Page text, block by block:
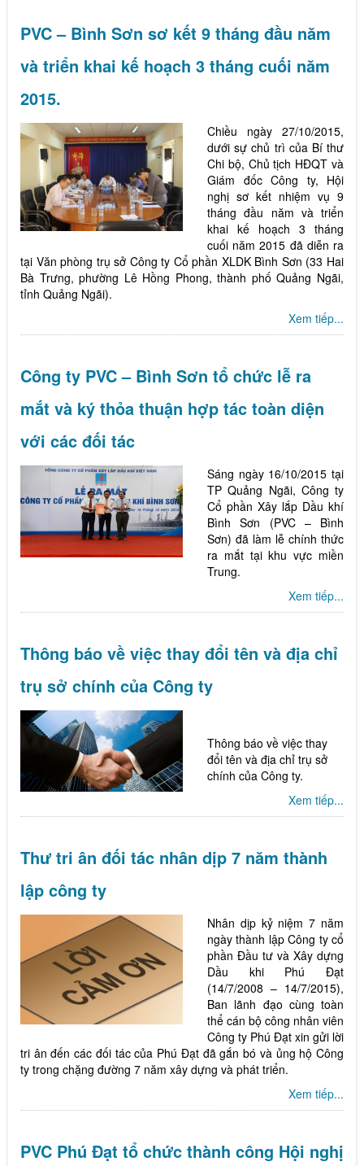
PVC – Bình Sơn sơ kết 9 tháng đầu năm
và triển khai kế hoạch 3 tháng cuối năm
2015.
Chiều ngày 27/10/2015,
dưới sự chủ trì của Bí thư
Chi bộ, Chủ tịch HĐQT và
Giám đốc Công ty, Hội
nghị sơ kết nhiệm vụ 9
tháng đầu năm và triển
khai kế hoạch 3 tháng
cuối năm 2015 đã diễn ra
tại Văn phòng trụ sở Công ty Cổ phần XLDK Bình Sơn (33 Hai
Bà Trưng, phường Lê Hồng Phong, thành phố Quảng Ngãi,
tỉnh Quảng Ngãi).
Xem tiếp...
Công ty PVC – Bình Sơn tổ chức lễ ra
mắt và ký thỏa thuận hợp tác toàn diện
với các đối tác
Sáng ngày 16/10/2015 tại
TP Quảng Ngãi, Công ty
Cổ phần Xây lắp Dầu khí
Bình Sơn (PVC – Bình
Sơn) đã làm lễ chính thức
ra mắt tại khu vực miền
Trung.
Xem tiếp...
Thông báo về việc thay đổi tên và địa chỉ
trụ sở chính của Công ty
Thông báo về việc thay
đổi tên và địa chỉ trụ sở
chính của Công ty.
Xem tiếp...
Thư tri ân đối tác nhân dịp 7 năm thành
lập công ty
Nhân dịp kỷ niệm 7 năm
ngày thành lập Công ty cổ
phần Đầu tư và Xây dựng
Dầu khi Phú Đạt
(14/7/2008 – 14/7/2015),
Ban lãnh đạo cùng toàn
thể cán bộ công nhân viên
Công ty Phú Đạt xin gửi lời
tri ân đến các đối tác của Phú Đạt đã gắn bó và ủng hộ Công
ty trong chặng đường 7 năm xây dựng và phát triển.
Xem tiếp...
PVC Phú Đạt tổ chức thành công Hội nghị